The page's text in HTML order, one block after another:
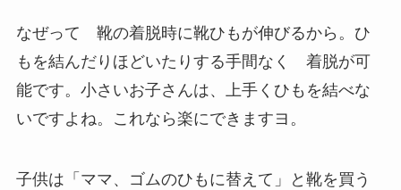
なぜって 靴の着脱時に靴ひもが伸びるから。ひ
もを結んだりほどいたりする手間なく 着脱が可
能です。小さいお子さんは、上手くひもを結べな
いですよね。これなら楽にできますヨ。
子供は「ママ、ゴムのひもに替えて」と靴を買う